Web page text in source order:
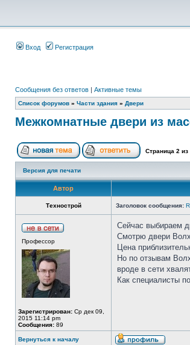
Вход Регистрация
Сообщения без ответов | Активные темы
Список форумов » Части здания » Двери
Межкомнатные двери из
Страница 2 из
Версия для печати
Автор
Технострой Заголовок сообщения:
Профессор
Зарегистрирован: Ср дек 09,
2015 11:14 pm
Сообщения: 89
Сейчас выбираем
Смотрю двери
Цена
Но по отзывам
вроде в сети
Как специалисты
Вернуться к началу